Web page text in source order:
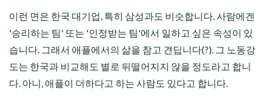
이런 면은 한국 대기업, 특히 삼성과도 비슷합니다. 사람에겐
'승리하는 팀' 또는 '인정받는 팀'에서 일하고 싶은 속성이 있
습니다. 그래서 애플에서의 삶을 참고 견딥니다(?). 그 노동강
도는 한국과 비교해도 별로 뒤떨어지지 않을 정도라고 합니
다. 아니, 애플이 더하다고 하는 사람도 있다고 합니다.